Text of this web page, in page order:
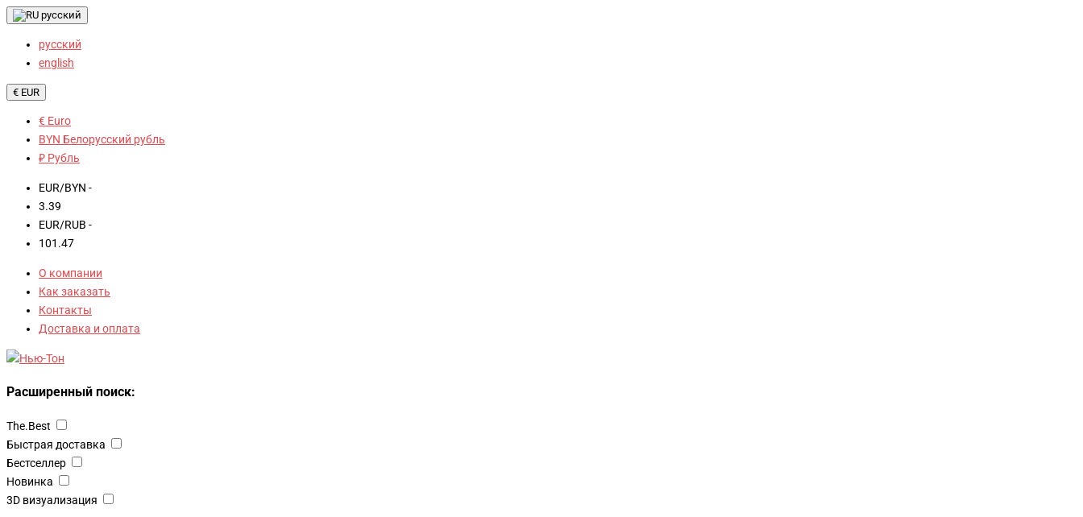
русский
русский
english
€ EUR
€ Euro
BYN Белорусский рубль
₽ Рубль
EUR/BYN -
3.39
EUR/RUB -
101.47
О компании
Как заказать
Контакты
Доставка и оплата
Расширенный поиск:
The.Best
Быстрая доставка
Бестселлер
Новинка
3D визуализация